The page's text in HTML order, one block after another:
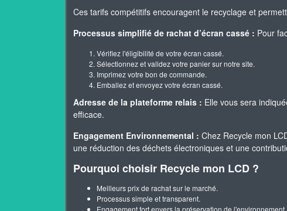
Ces tarifs compétitifs encouragent le recyclage et
Processus simplifié de rachat d’écran cassé : Pour
Vérifiez l'éligibilité de votre écran cassé.
Sélectionnez et validez votre panier sur notre site.
Imprimez votre bon de commande.
Emballez et envoyez votre écran cassé.
Adresse de la plateforme relais : Elle vous sera
efficace.
Engagement Environnemental : Chez Recycle mon
une réduction des déchets électroniques et une
Pourquoi choisir Recycle mon LCD ?
Meilleurs prix de rachat sur le marché.
Processus simple et transparent.
Engagement fort envers la préservation de l'environnement.